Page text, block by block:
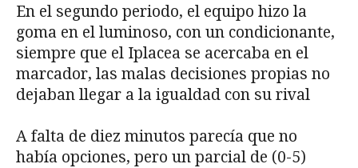
En el segundo periodo, el equipo hizo la
goma en el luminoso, con un condicionante,
siempre que el Iplacea se acercaba en el
marcador, las malas decisiones propias no
dejaban llegar a la igualdad con su rival
A falta de diez minutos parecía que no
había opciones, pero un parcial de (0-5)